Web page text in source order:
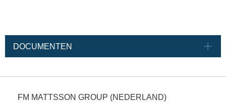
DOCUMENTEN
FM MATTSSON GROUP (NEDERLAND)